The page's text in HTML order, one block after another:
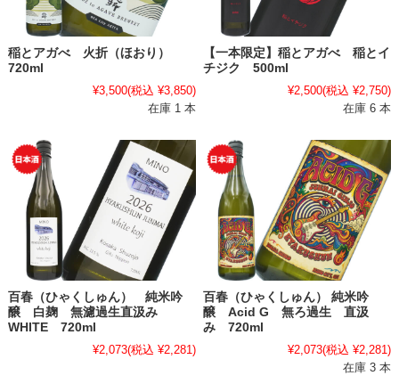
稲とアガべ 火折（ほおり）
720ml
¥3,500(税込 ¥3,850)
在庫 1 本
【一本限定】稲とアガべ 稲とイ
チジク 500ml
¥2,500(税込 ¥2,750)
在庫 6 本
百春（ひゃくしゅん） 純米吟
醸 白麹 無濾過生直汲み
WHITE 720ml
¥2,073(税込 ¥2,281)
百春（ひゃくしゅん） 純米吟
醸 Acid G 無ろ過生 直汲
み 720ml
¥2,073(税込 ¥2,281)
在庫 3 本